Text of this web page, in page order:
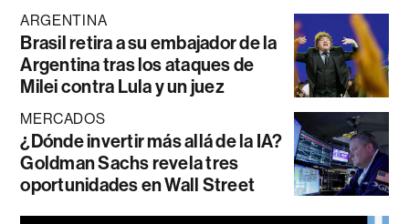
ARGENTINA
Brasil retira a su embajador de la
Argentina tras los ataques de
Milei contra Lula y un juez
MERCADOS
¿Dónde invertir más allá de la IA?
Goldman Sachs revela tres
oportunidades en Wall Street